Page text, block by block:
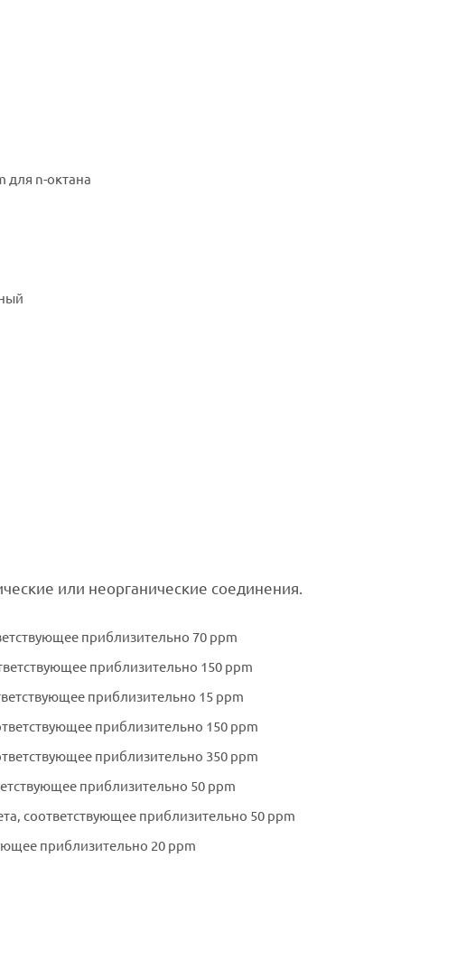
для n-октана
или неорганические соединения.
приблизительно 70 ppm
приблизительно 150 ppm
приблизительно 15 ppm
приблизительно 150 ppm
приблизительно 350 ppm
приблизительно 50 ppm
соответствующее приблизительно 50 ppm
приблизительно 20 ppm